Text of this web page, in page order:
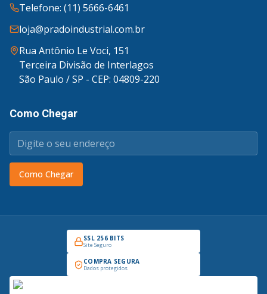
Telefone: (11) 5666-6461
loja@pradoindustrial.com.br
Rua Antônio Le Voci, 151
Terceira Divisão de Interlagos
São Paulo / SP - CEP: 04809-220
Como Chegar
Como Chegar
SSL 256 BITS
Site Seguro
COMPRA SEGURA
Dados protegidos